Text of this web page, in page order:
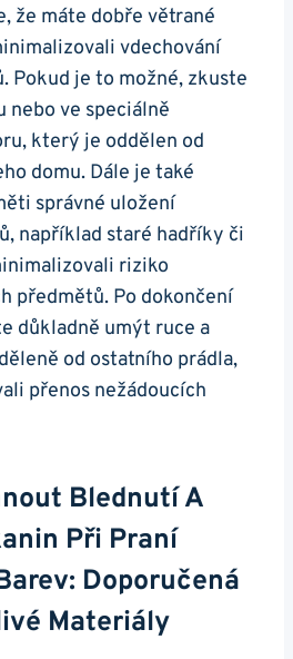
že máte dobře větrané
vdechování
Pokud je to možné, zkuste
nebo ve speciálně
který je oddělen od
domu. Dále je také
správné uložení
například staré hadříky či
riziko
předmětů. Po dokončení
důkladně umýt ruce a
od ostatního prádla,
přenos nežádoucích
Blednutí A
Při Praní
Doporučená
Materiály